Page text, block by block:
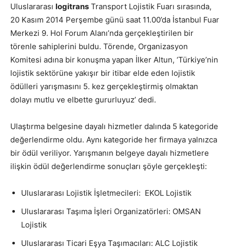
Uluslararası logitrans Transport Lojistik Fuarı sırasında,
20 Kasım 2014 Perşembe günü saat 11.00’da İstanbul Fuar
Merkezi 9. Hol Forum Alanı’nda gerçekleştirilen bir
törenle sahiplerini buldu. Törende, Organizasyon
Komitesi adına bir konuşma yapan İlker Altun, ‘Türkiye’nin
lojistik sektörüne yakışır bir itibar elde eden lojistik
ödülleri yarışmasını 5. kez gerçekleştirmiş olmaktan
dolayı mutlu ve elbette gururluyuz’ dedi.
Ulaştırma belgesine dayalı hizmetler dalında 5 kategoride
değerlendirme oldu. Aynı kategoride her firmaya yalnızca
bir ödül veriliyor. Yarışmanın belgeye dayalı hizmetlere
ilişkin ödül değerlendirme sonuçları şöyle gerçekleşti:
Uluslararası Lojistik İşletmecileri: EKOL Lojistik
Uluslararası Taşıma İşleri Organizatörleri: OMSAN
Lojistik
Uluslararası Ticari Eşya Taşımacıları: ALC Lojistik